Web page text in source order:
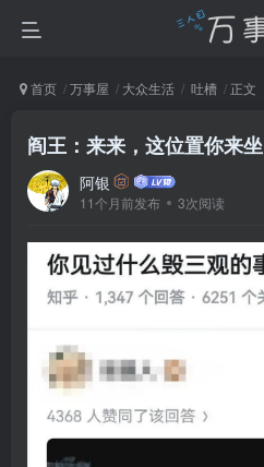
首页 万事屋 大众生活 吐槽 正文
阎王：来来，这位置你来坐
阿银
11个月前发布 3次阅读